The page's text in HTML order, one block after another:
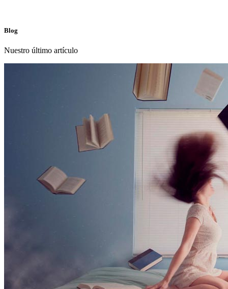
Blog
Nuestro último artículo